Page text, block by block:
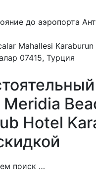
до аэропорта
Mahallesi
07415, Турция
Meridia
Hotel
поиск …